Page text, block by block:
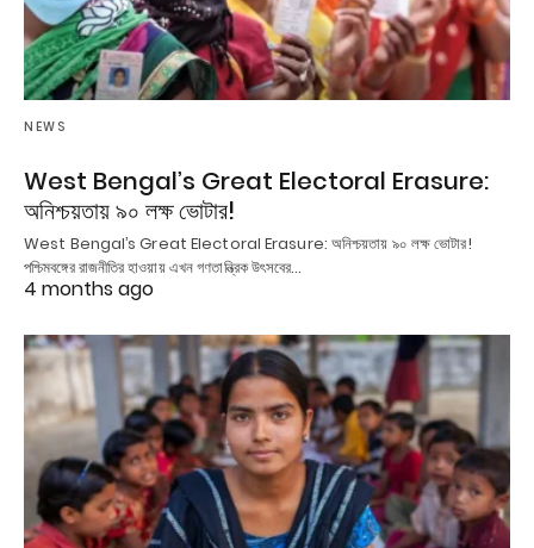
NEWS
West Bengal’s Great Electoral Erasure:
অনিশ্চয়তায় ৯০ লক্ষ ভোটার!
West Bengal’s Great Electoral Erasure: অনিশ্চয়তায় ৯০ লক্ষ ভোটার!
পশ্চিমবঙ্গের রাজনীতির হাওয়ায় এখন গণতান্ত্রিক উৎসবের…
4 months ago